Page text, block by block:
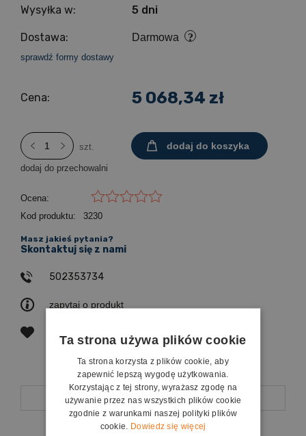
Wysyłka w: 5 dni
Dostawa: Darmowa
sprawdź formy dostawy
Cena: 5 068,34 zł
szt. dodaj do koszyka
dodaj do przechowalni
Ocena:
Kod produktu:
3230
zapytaj o produkt
Masz jakieś pytania?
Skontaktuj się z nami
502353734
Opis
Ta strona używa plików cookie
Ta strona korzysta z plików cookie, aby
zapewnić lepszą wygodę użytkowania.
Korzystając z tej strony, wyrażasz zgodę na
używanie przez nas wszystkich plików cookie
zgodnie z warunkami naszej polityki plików
cookie. Dowiedz się więcej